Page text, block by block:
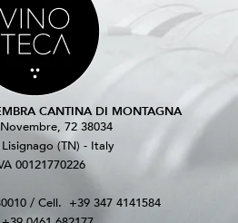
CANTINA DI MONTAGNA
72 38034
(TN) - Italy
00121770226
/ Cell. +39 347 4141584